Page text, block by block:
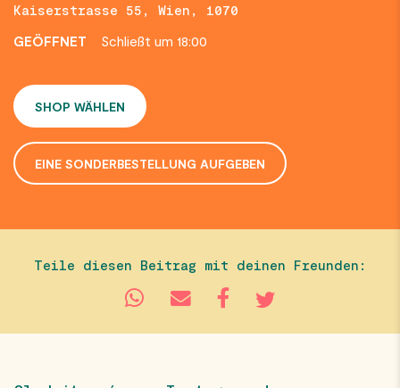
Kaiserstrasse 55, Wien, 1070
GEÖFFNET
Schließt um 18:00
SHOP WÄHLEN
EINE SONDERBESTELLUNG AUFGEBEN
Teile diesen Beitrag mit deinen Freunden: